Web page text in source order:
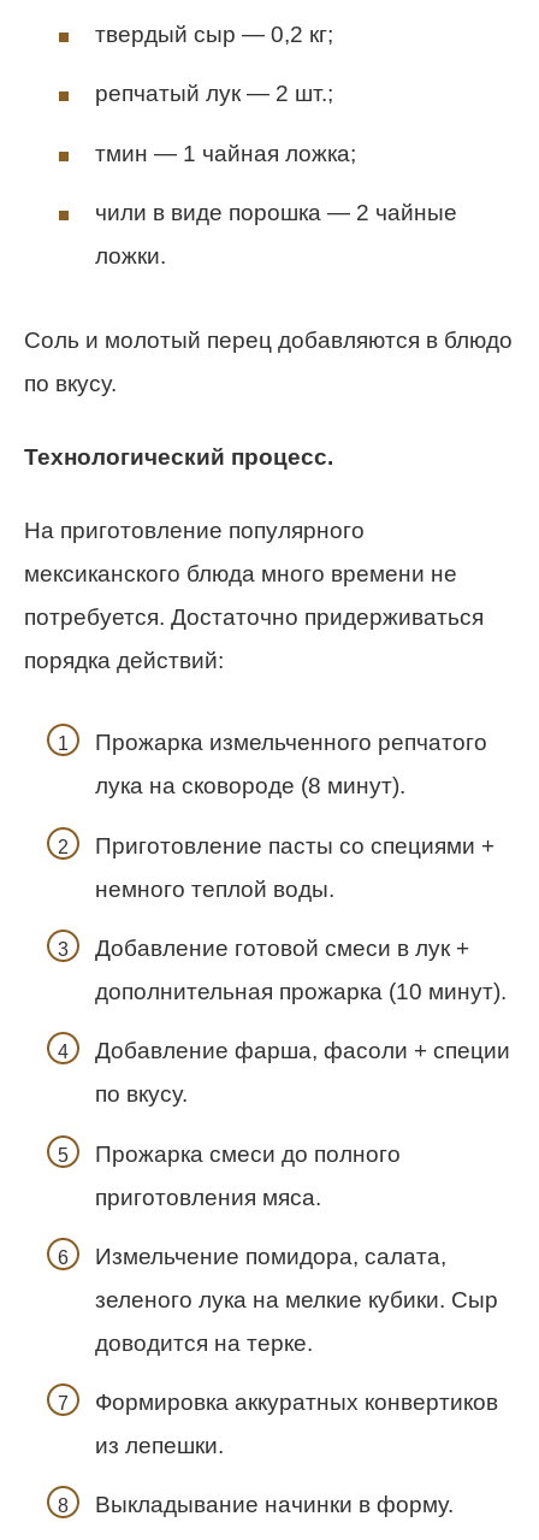
твердый сыр — 0,2 кг;
репчатый лук — 2 шт.;
тмин — 1 чайная ложка;
чили в виде порошка — 2 чайные
ложки.
Соль и молотый перец добавляются в блюдо
по вкусу.
Технологический процесс.
На приготовление популярного
мексиканского блюда много времени не
потребуется. Достаточно придерживаться
порядка действий:
Прожарка измельченного репчатого
лука на сковороде (8 минут).
Приготовление пасты со специями +
немного теплой воды.
Добавление готовой смеси в лук +
дополнительная прожарка (10 минут).
Добавление фарша, фасоли + специи
по вкусу.
Прожарка смеси до полного
приготовления мяса.
Измельчение помидора, салата,
зеленого лука на мелкие кубики. Сыр
доводится на терке.
Формировка аккуратных конвертиков
из лепешки.
Выкладывание начинки в форму.